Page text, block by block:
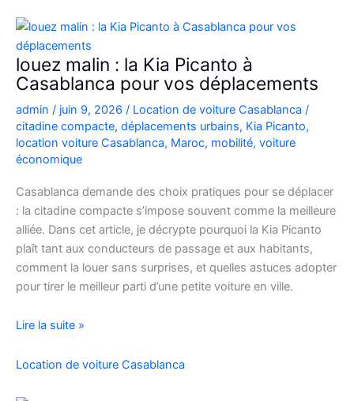
C3
à
Casablanca
louez malin : la Kia Picanto à
Casablanca pour vos déplacements
admin / juin 9, 2026 / Location de voiture Casablanca /
citadine compacte, déplacements urbains, Kia Picanto,
location voiture Casablanca, Maroc, mobilité, voiture
économique
Casablanca demande des choix pratiques pour se déplacer
: la citadine compacte s’impose souvent comme la meilleure
alliée. Dans cet article, je décrypte pourquoi la Kia Picanto
plaît tant aux conducteurs de passage et aux habitants,
comment la louer sans surprises, et quelles astuces adopter
pour tirer le meilleur parti d’une petite voiture en ville.
louez
:
Lire la suite »
Location de voiture Casablanca